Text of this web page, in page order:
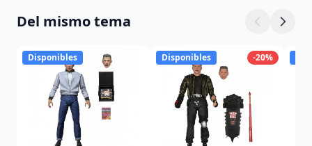
Del mismo tema
Disponibles -20%
Disponibles